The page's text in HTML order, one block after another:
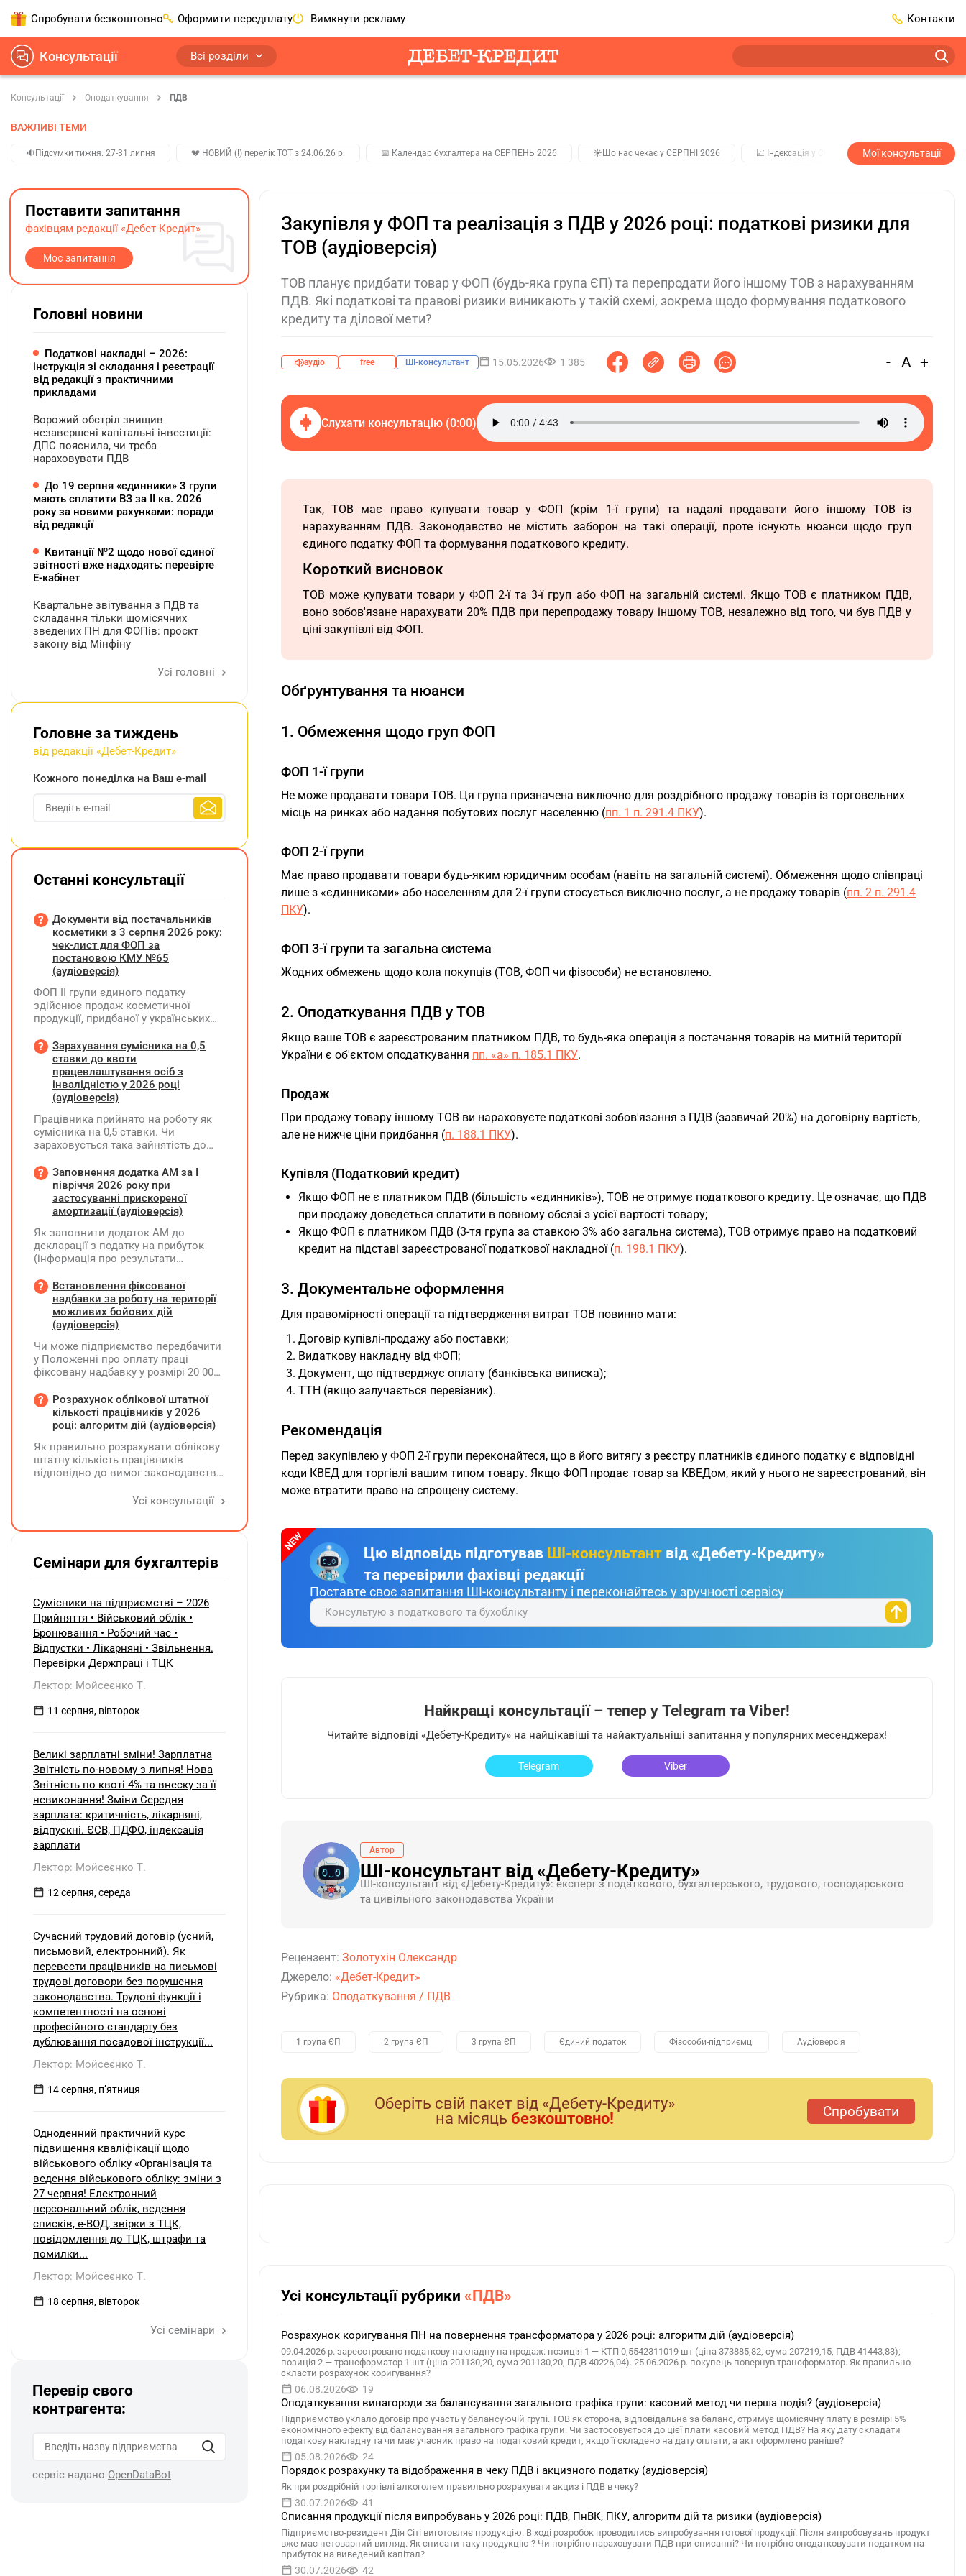
Спробувати безкоштовно Оформити передплату Вимкнути рекламу Контакти
Консультації Всі розділи
Консультації Оподаткування ПДВ
ВАЖЛИВІ ТЕМИ
🔉Підсумки тижня. 27-31 липня 💔 НОВИЙ (!) перелік ТОТ з 24.06.26 р. 📅 Календар бухгалтера на СЕРПЕНЬ 2026 ☀️Що нас чекає у СЕРПНІ 2026 📈 Індексація у СЕРПНІ 2️⃣0️⃣2️⃣7️⃣ Усі
Мої консультації
Закупівля у ФОП та реалізація з ПДВ у 2026 році: податкові ризики для
ТОВ (аудіоверсія)
ТОВ планує придбати товар у ФОП (будь-яка група ЄП) та перепродати його іншому ТОВ з нарахуванням
ПДВ. Які податкові та правові ризики виникають у такій схемі, зокрема щодо формування податкового
кредиту та ділової мети?
аудіо free ШІ-консультант 15.05.2026 1 385 - A +
Слухати консультацію (0:00)
Так, ТОВ має право купувати товар у ФОП (крім 1-ї групи) та надалі продавати його іншому ТОВ із
нарахуванням ПДВ. Законодавство не містить заборон на такі операції, проте існують нюанси щодо груп
єдиного податку ФОП та формування податкового кредиту.
Короткий висновок
ТОВ може купувати товари у ФОП 2-ї та 3-ї груп або ФОП на загальній системі. Якщо ТОВ є платником ПДВ,
воно зобов'язане нарахувати 20% ПДВ при перепродажу товару іншому ТОВ, незалежно від того, чи був ПДВ у
ціні закупівлі від ФОП.
Обґрунтування та нюанси
1. Обмеження щодо груп ФОП
ФОП 1-ї групи
Не може продавати товари ТОВ. Ця група призначена виключно для роздрібного продажу товарів із торговельних
місць на ринках або надання побутових послуг населенню (пп. 1 п. 291.4 ПКУ).
ФОП 2-ї групи
Має право продавати товари будь-яким юридичним особам (навіть на загальній системі). Обмеження щодо співпраці
лише з «єдинниками» або населенням для 2-ї групи стосується виключно послуг, а не продажу товарів (пп. 2 п. 291.4
ПКУ).
ФОП 3-ї групи та загальна система
Жодних обмежень щодо кола покупців (ТОВ, ФОП чи фізособи) не встановлено.
2. Оподаткування ПДВ у ТОВ
Якщо ваше ТОВ є зареєстрованим платником ПДВ, то будь-яка операція з постачання товарів на митній території
України є об'єктом оподаткування пп. «а» п. 185.1 ПКУ.
Продаж
При продажу товару іншому ТОВ ви нараховуєте податкові зобов'язання з ПДВ (зазвичай 20%) на договірну вартість,
але не нижче ціни придбання (п. 188.1 ПКУ).
Купівля (Податковий кредит)
Якщо ФОП не є платником ПДВ (більшість «єдинників»), ТОВ не отримує податкового кредиту. Це означає, що ПДВ
при продажу доведеться сплатити в повному обсязі з усієї вартості товару;
Якщо ФОП є платником ПДВ (3-тя група за ставкою 3% або загальна система), ТОВ отримує право на податковий
кредит на підставі зареєстрованої податкової накладної (п. 198.1 ПКУ).
3. Документальне оформлення
Для правомірності операції та підтвердження витрат ТОВ повинно мати:
Договір купівлі-продажу або поставки;
Видаткову накладну від ФОП;
Документ, що підтверджує оплату (банківська виписка);
ТТН (якщо залучається перевізник).
Рекомендація
Перед закупівлею у ФОП 2-ї групи переконайтеся, що в його витягу з реєстру платників єдиного податку є відповідні
коди КВЕД для торгівлі вашим типом товару. Якщо ФОП продає товар за КВЕДом, який у нього не зареєстрований, він
може втратити право на спрощену систему.
Цю відповідь підготував ШІ-консультант від «Дебету-Кредиту»
та перевірили фахівці редакції
Поставте своє запитання ШІ-консультанту і переконайтесь у зручності сервісу
Консультую з податкового та бухобліку
Найкращі консультації – тепер у Telegram та Viber!
Читайте відповіді «Дебету-Кредиту» на найцікавіші та найактуальніші запитання у популярних месенджерах!
Telegram Viber
Автор
ШІ-консультант від «Дебету-Кредиту»
ШI-консультант від «Дебету-Кредиту»: експерт з податкового, бухгалтерського, трудового, господарського
та цивільного законодавства України
Рецензент: Золотухін Олександр
Джерело: «Дебет-Кредит»
Рубрика: Оподаткування / ПДВ
1 група ЄП 2 група ЄП 3 група ЄП Єдиний податок Фізособи-підприємці Аудіоверсія
Оберiть свiй пакет вiд «Дебету-Кредиту»
на мiсяць безкоштовно! Спробувати
Усі консультації рубрики «ПДВ»
Розрахунок коригування ПН на повернення трансформатора у 2026 році: алгоритм дій (аудіоверсія)
09.04.2026 р. зареєстровано податкову накладну на продаж: позиція 1 — КТП 0,5542311019 шт (ціна 373885,82, сума 207219,15, ПДВ 41443,83);
позиція 2 — трансформатор 1 шт (ціна 201130,20, сума 201130,20, ПДВ 40226,04). 25.06.2026 р. покупець повернув трансформатор. Як правильно
скласти розрахунок коригування?
06.08.2026 19
Оподаткування винагороди за балансування загального графіка групи: касовий метод чи перша подія? (аудіоверсія)
Підприємство уклало договір про участь у балансуючій групі. ТОВ як сторона, відповідальна за баланс, отримує щомісячну плату в розмірі 5%
економічного ефекту від балансування загального графіка групи. Чи застосовується до цієї плати касовий метод ПДВ? На яку дату складати
податкову накладну та чи має учасник право на податковий кредит, якщо її складено на дату оплати, а акт оформлено раніше?
05.08.2026 24
Порядок розрахунку та відображення в чеку ПДВ і акцизного податку (аудіоверсія)
Як при роздрібній торгівлі алкоголем правильно розрахувати акциз і ПДВ в чеку?
30.07.2026 41
Списання продукції після випробувань у 2026 році: ПДВ, ПнВК, ПКУ, алгоритм дій та ризики (аудіоверсія)
Підприємство-резидент Дія Сіті виготовляє продукцію. В ході розробок проводились випробування готової продукції. Після випробовувань продукт
вже має нетоварний вигляд. Як списати таку продукцію ? Чи потрібно нараховувати ПДВ при списанні? Чи потрібно оподатковувати податком на
прибуток на виведений капітал?
30.07.2026 42
Поставити запитання
фахівцям редакції «Дебет-Кредит»
Моє запитання
Головні новини
Податкові накладні – 2026:
інструкція зі складання і реєстрації
від редакції з практичними
прикладами
Ворожий обстріл знищив
незавершені капітальні інвестиції:
ДПС пояснила, чи треба
нараховувати ПДВ
До 19 серпня «єдинники» 3 групи
мають сплатити ВЗ за ІІ кв. 2026
року за новими рахунками: поради
від редакції
Квитанції №2 щодо нової єдиної
звітності вже надходять: перевірте
Е-кабінет
Квартальне звітування з ПДВ та
складання тільки щомісячних
зведених ПН для ФОПів: проєкт
закону від Мінфіну
Усі головні
Головне за тиждень
від редакції «Дебет-Кредит»
Кожного понеділка на Ваш e-mail
Останні консультації
Документи від постачальників
косметики з 3 серпня 2026 року:
чек-лист для ФОП за
постановою КМУ №65
(аудіоверсія)
ФОП ІІ групи єдиного податку
здійснює продаж косметичної
продукції, придбаної у українських
потрібно вимагати від
постачальника після 03.08.2026 року
у зв'язку з повним набранням
чинності Технічного регламенту на
косметичну продукцію,
20.01.2021 р. №65?
Зарахування сумісника на 0,5
ставки до квоти
працевлаштування осіб з
інвалідністю у 2026 році
(аудіоверсія)
Працівника прийнято на роботу як
сумісника на 0,5 ставки. Чи
зараховується така зайнятість до
осіб з інвалідністю відповідно до
вимог законодавства?
Заповнення додатка АМ за І
півріччя 2026 року при
застосуванні прискореної
амортизації (аудіоверсія)
Як заповнити додаток АМ до
декларації з податку на прибуток
(інформація про результати
Чи потрібно для цього брати дані
станом на 01.01.2026 р.? Якщо до
окремих верстатів групи 4
застосовується прискорена
вартість усіх таких верстатів на
початок і кінець звітного періоду?
При цьому щодо частини верстатів
прискореної амортизації прийнято з
01.01.2025 р., а щодо інших — з
01.01.2026 р.
Встановлення фіксованої
надбавки за роботу на території
можливих бойових дій
(аудіоверсія)
Чи може підприємство передбачити
у Положенні про оплату праці
фіксовану надбавку у розмірі 20 000
бойових дій, якщо для окремих
посад вона перевищуватиме 50%
посадового окладу?
Розрахунок облікової штатної
кількості працівників у 2026
році: алгоритм дій (аудіоверсія)
Як правильно розрахувати облікову
штатну кількість працівників
відповідно до вимог законодавства
Усі консультації
Семінари для бухгалтерів
Сумісники на підприємстві – 2026
Прийняття • Військовий облік •
Бронювання • Робочий час •
Відпустки • Лікарняні • Звільнення.
Перевірки Держпраці і ТЦК
Лектор: Мойсеєнко Т.
11 серпня, вівторок
Великі зарплатні зміни! Зарплатна
Звітність по-новому з липня! Нова
Звітність по квоті 4% та внеску за її
невиконання! Зміни Середня
зарплата: критичність, лікарняні,
відпускні. ЄСВ, ПДФО, індексація
зарплати
Лектор: Мойсеєнко Т.
12 серпня, середа
Сучасний трудовий договір (усний,
письмовий, електронний). Як
перевести працівників на письмові
трудові договори без порушення
законодавства. Трудові функції і
компетентності на основі
професійного стандарту без
дублювання посадової інструкції...
Лектор: Мойсеєнко Т.
14 серпня, пʼятниця
Одноденний практичний курс
підвищення кваліфікації щодо
військового обліку «Організація та
ведення військового обліку: зміни з
27 червня! Електронний
персональний облік, ведення
списків, е-ВОД, звірки з ТЦК,
повідомлення до ТЦК, штрафи та
помилки...
Лектор: Мойсеєнко Т.
18 серпня, вівторок
Усі семінари
Перевір свого
контрагента:
сервіс надано OpenDataBot